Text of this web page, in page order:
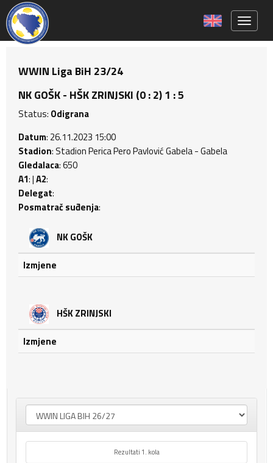
WWIN Liga BiH 23/24
NK GOŠK - HŠK ZRINJSKI (0 : 2) 1 : 5
Status: Odigrana
Datum: 26.11.2023 15:00
Stadion: Stadion Perica Pero Pavlović Gabela - Gabela
Gledalaca: 650
A1: |A2:
Delegat:
Posmatrač suđenja:
NK GOŠK
Izmjene
HŠK ZRINJSKI
Izmjene
Rezultati 1. kola